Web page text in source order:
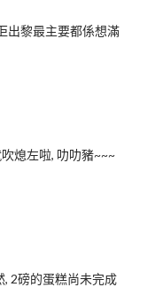
出黎最主要都係想滿
熄左啦, 叻叻豬~~~
, 2磅的蛋糕尚未完成